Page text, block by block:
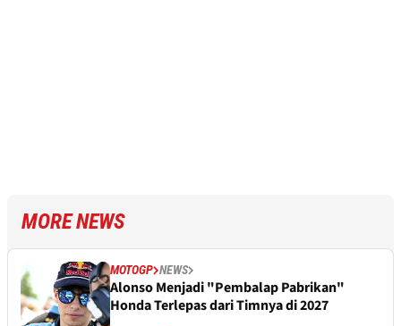
MORE NEWS
MOTOGP NEWS
Alonso Menjadi "Pembalap Pabrikan"
Honda Terlepas dari Timnya di 2027